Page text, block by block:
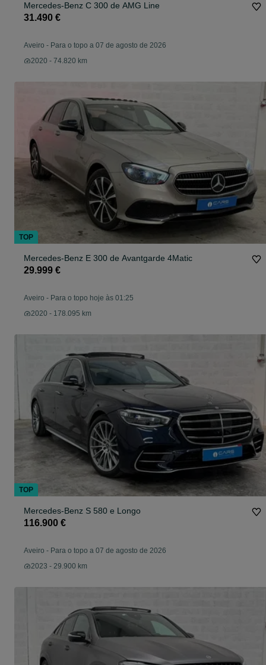
Mercedes-Benz C 300 de AMG Line
31.490 €
Aveiro - Para o topo a 07 de agosto de 2026
2020 - 74.820 km
Mercedes-Benz E 300 de Avantgarde 4Matic
29.999 €
Aveiro - Para o topo hoje às 01:25
2020 - 178.095 km
Mercedes-Benz S 580 e Longo
116.900 €
Aveiro - Para o topo a 07 de agosto de 2026
2023 - 29.900 km
TOP
TOP